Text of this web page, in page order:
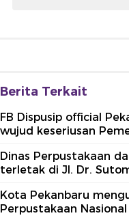
Berita Terkait
FB Dispusip official
wujud keseriusan
Dinas Perpustakaan
terletak di Jl. Dr.
Kota Pekanbaru
Perpustakaan